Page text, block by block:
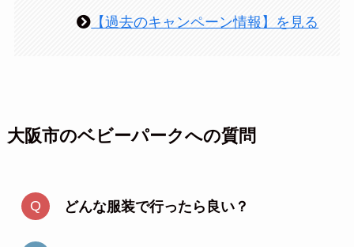
【過去のキャンペーン情報】を見る
大阪市のベビーパークへの質問
どんな服装で行ったら良い？